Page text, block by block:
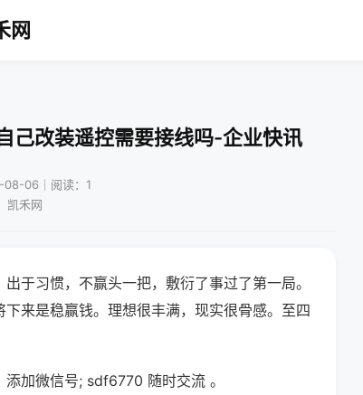
网
己改装遥控需要接线吗-企业快讯
06｜阅读：1
凯禾网
于习惯，不赢头一把，敷衍了事过了第一局。
来是稳赢钱。理想很丰满，现实很骨感。至四
加微信号; sdf6770 随时交流 。